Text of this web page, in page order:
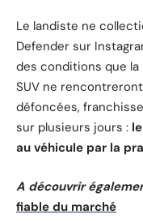
Le landiste ne
Defender sur
des conditions que
SUV ne
défoncées,
sur plusieurs jours :
au véhicule par la
A découvrir
fiable du marché